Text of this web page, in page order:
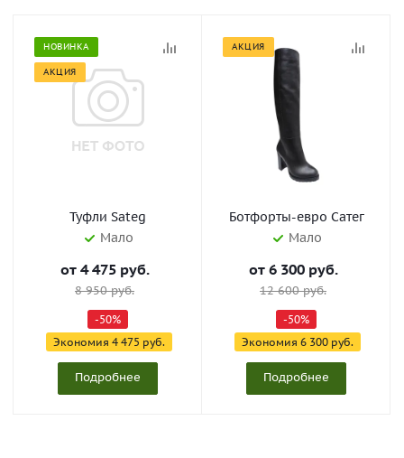
НОВИНКА
АКЦИЯ
Туфли Sateg
Мало
от 4 475 руб.
8 950 руб.
-50%
Экономия 4 475 руб.
Подробнее
АКЦИЯ
Ботфорты-евро Сатег
Мало
от 6 300 руб.
12 600 руб.
-50%
Экономия 6 300 руб.
Подробнее